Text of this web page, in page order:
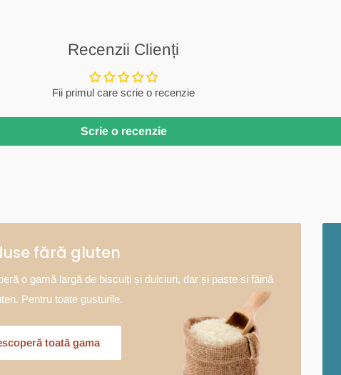
Recenzii Clienți
Fii primul care scrie o recenzie
Scrie o recenzie
fără gluten
o gamă largă de biscuiți și dulciuri, dar și paste si făină
Pentru toate gusturile.
toată gama